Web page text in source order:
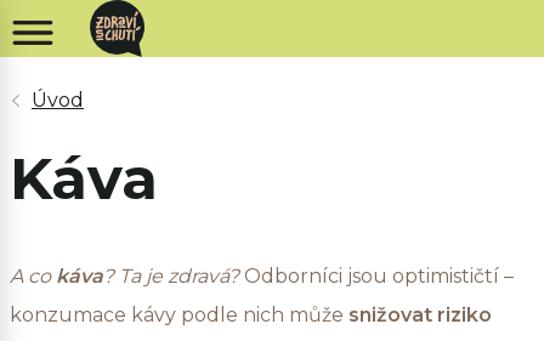
Káva
A co káva? Ta je zdravá? Odborníci jsou optimističtí –
konzumace kávy podle nich může snižovat riziko